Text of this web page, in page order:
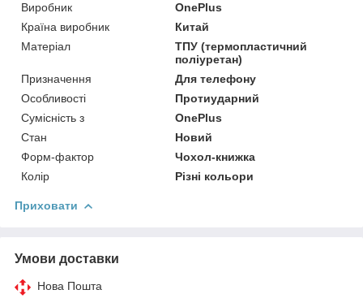
Виробник
OnePlus
Країна виробник
Китай
Матеріал
ТПУ (термопластичний
поліуретан)
Призначення
Для телефону
Особливості
Протиударний
Сумісність з
OnePlus
Стан
Новий
Форм-фактор
Чохол-книжка
Колір
Різні кольори
Приховати
Умови доставки
Нова Пошта